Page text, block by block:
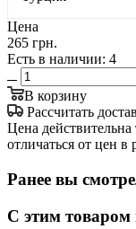
Цена
265 грн.
Есть в наличии: 4
В корзину
Рассчитать
Цена
отличаться от цен
Ранее вы
С этим